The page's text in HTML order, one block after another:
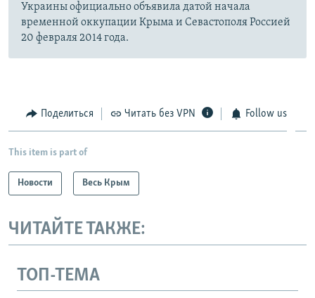
Украины официально объявила датой начала
временной оккупации Крыма и Севастополя Россией
20 февраля 2014 года.
Поделиться Читать без VPN Follow us
This item is part of
Новости Весь Крым
ЧИТАЙТЕ ТАКЖЕ:
ТОП-ТЕМА